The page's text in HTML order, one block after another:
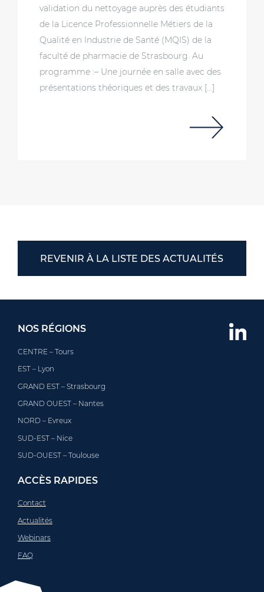
validation du nettoyage auprès des étudiants
de la Licence Professionnelle Métiers de la
Qualité en Industrie de Santé (MQIS) de la
faculté de pharmacie de Strasbourg. Au
programme :– Une journée en salle avec des
présentations théoriques et des travaux […]
REVENIR À LA LISTE DES ACTUALITÉS
NOS RÉGIONS
CENTRE – Tours
EST – Lyon
GRAND EST – Strasbourg
GRAND OUEST – Nantes
NORD – Evreux
SUD-EST – Nice
SUD-OUEST – Toulouse
ACCÈS RAPIDES
Contact
Actualités
Webinars
FAQ